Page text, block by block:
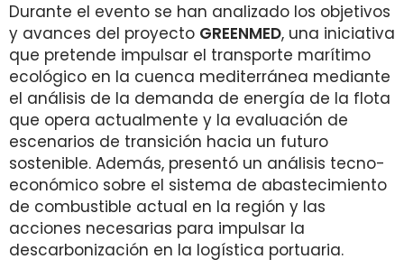
Durante el evento se han analizado los objetivos
y avances del proyecto GREENMED, una iniciativa
que pretende impulsar el transporte marítimo
ecológico en la cuenca mediterránea mediante
el análisis de la demanda de energía de la flota
que opera actualmente y la evaluación de
escenarios de transición hacia un futuro
sostenible. Además, presentó un análisis tecno-
económico sobre el sistema de abastecimiento
de combustible actual en la región y las
acciones necesarias para impulsar la
descarbonización en la logística portuaria.